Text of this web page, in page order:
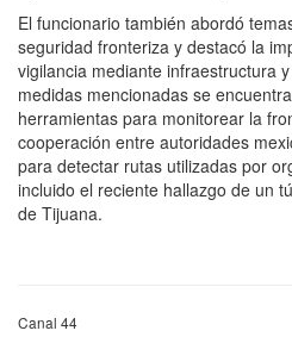
El funcionario también abordó
seguridad fronteriza y destacó la
vigilancia mediante infraestructura
medidas mencionadas se
herramientas para monitorear la
cooperación entre autoridades
para detectar rutas utilizadas por
incluido el reciente hallazgo de un
de Tijuana.
Canal 44